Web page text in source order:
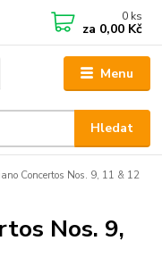
Menu
Hledat
0 ks
za 0,00 Kč
Concertos Nos. 9, 11 & 12
Nos. 9,